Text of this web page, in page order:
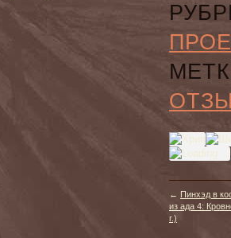
← Пинхэд в
из ада 4:
г.)